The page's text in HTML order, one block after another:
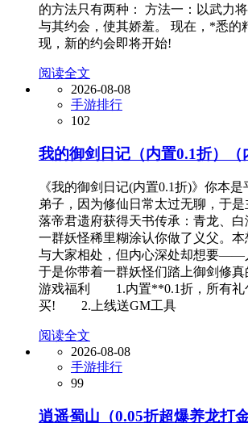
的方法只有两种： 方法一：以武力
与其约会，使其娇羞。 现在，*悉的
现，新的约会即将开始!
阅读全文
2026-08-08
手游排行
102
我的御剑日记（内置0.1折）（
《我的御剑日记(内置0.1折)》你本
弟子，因为修仙日常太过无聊，于
落帝君遗府获得天书传承：青龙、白
一群妖怪稀里糊涂认你做了义父。
与大家相处，但内心深处却想要——
于是你带着一群妖怪们踏上御剑
游戏福利 1.内置**0.1折，所有礼
买! 2.上线送GM工具
阅读全文
2026-08-08
手游排行
99
逍遥蜀山（0.05折超爆养龙打金